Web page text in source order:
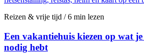
Reizen & vrije tijd / 6 min lezen
Een vakantiehuis kiezen op wat
nodig hebt